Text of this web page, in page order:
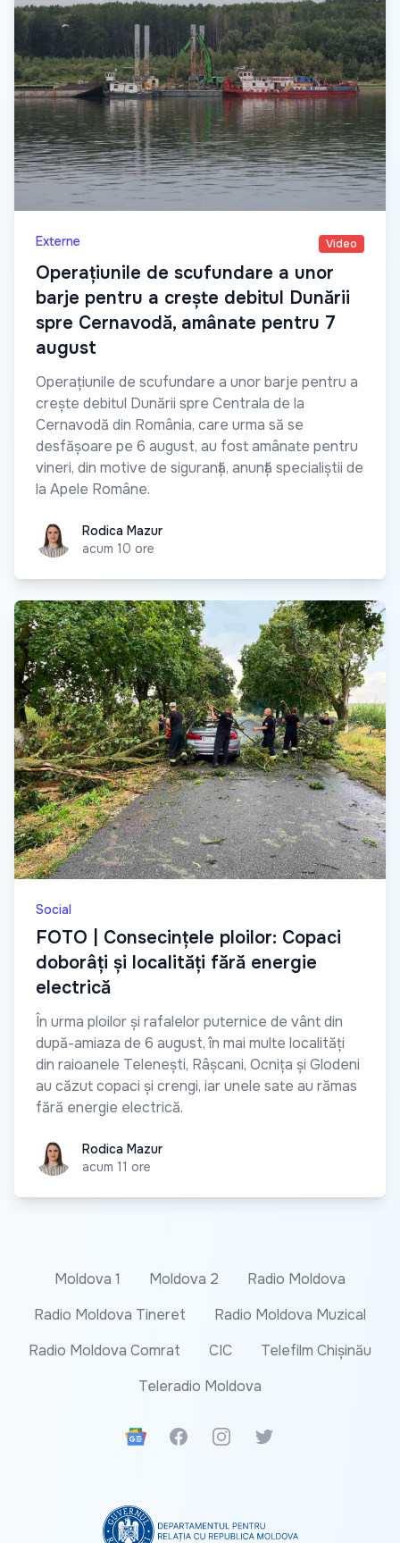
Externe Video
Operațiunile de scufundare a unor
barje pentru a crește debitul Dunării
spre Cernavodă, amânate pentru 7
august
Operațiunile de scufundare a unor barje pentru a
crește debitul Dunării spre Centrala de la
Cernavodă din România, care urma să se
desfășoare pe 6 august, au fost amânate pentru
vineri, din motive de siguranță, anunță specialiștii de
la Apele Române.
Rodica MazurRodica Mazur
acum 10 ore
Social
FOTO | Consecințele ploilor: Copaci
doborâți și localități fără energie
electrică
În urma ploilor și rafalelor puternice de vânt din
după-amiaza de 6 august, în mai multe localități
din raioanele Telenești, Râșcani, Ocnița și Glodeni
au căzut copaci și crengi, iar unele sate au rămas
fără energie electrică.
Rodica MazurRodica Mazur
acum 11 ore
Moldova 1 Moldova 2
Radio Moldova
Radio Moldova Tineret
Radio Moldova Muzical
Radio Moldova Comrat
CIC
Telefilm Chișinău
Teleradio Moldova
Google News
FacebookInstagramTwitter